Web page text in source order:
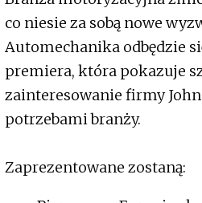
co niesie za sobą nowe
Automechanika odbędzie
premiera, która pokazuje
zainteresowanie firmy
potrzebami branży.
Zaprezentowane zostaną: